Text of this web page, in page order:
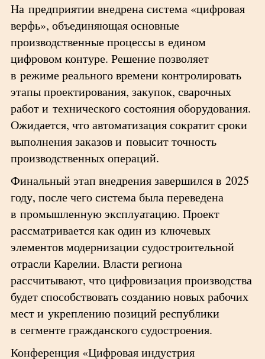
На предприятии внедрена система «цифровая
верфь», объединяющая основные
производственные процессы в едином
цифровом контуре. Решение позволяет
в режиме реального времени контролировать
этапы проектирования, закупок, сварочных
работ и технического состояния оборудования.
Ожидается, что автоматизация сократит сроки
выполнения заказов и повысит точность
производственных операций.
Финальный этап внедрения завершился в 2025
году, после чего система была переведена
в промышленную эксплуатацию. Проект
рассматривается как один из ключевых
элементов модернизации судостроительной
отрасли Карелии. Власти региона
рассчитывают, что цифровизация производства
будет способствовать созданию новых рабочих
мест и укреплению позиций республики
в сегменте гражданского судостроения.
Конференция «Цифровая индустрия